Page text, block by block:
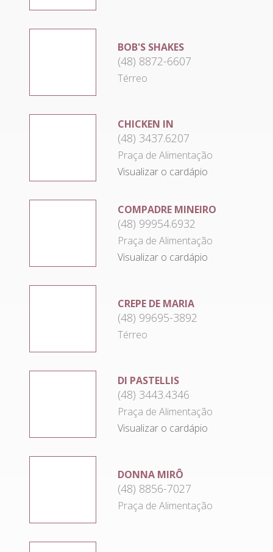
BOB'S SHAKES
(48) 8872-6607
Térreo
CHICKEN IN
(48) 3437.6207
Praça de Alimentação
Visualizar o cardápio
COMPADRE MINEIRO
(48) 99954.6932
Praça de Alimentação
Visualizar o cardápio
CREPE DE MARIA
(48) 99695-3892
Térreo
DI PASTELLIS
(48) 3443.4346
Praça de Alimentação
Visualizar o cardápio
DONNA MIRÔ
(48) 8856-7027
Praça de Alimentação